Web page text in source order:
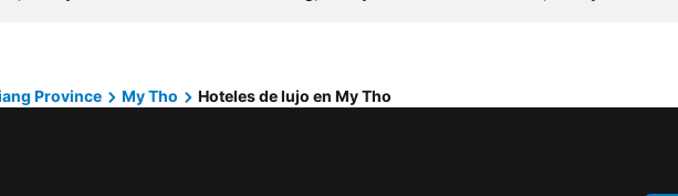
Province My Tho Hoteles de lujo en My Tho